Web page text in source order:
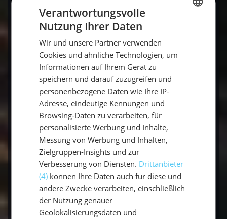
Wo kann man Katamaransegeln lernen?
Auf Ausbildungs- und Mitsegeltörns, bei denen
du aktiv mitsegelst und Schritt für Schritt
Sicherheit gewinnst.
Fazit: Katamaransegeln lernen
Katamaran-Segeln ist nicht nur eine
spannende und angenehme Art zu reisen,
sondern bietet auch eine einzigartige
Gelegenheit, Segelfähigkeiten in einem
stabilen und komfortablen Umfeld zu
entwickeln. Mit den richtigen Kursen und
Verantwortungsvolle
Nutzung Ihrer Daten
Wir und unsere Partner verwenden
Cookies und ähnliche Technologien, um
Informationen auf Ihrem Gerät zu
speichern und darauf zuzugreifen und
personenbezogene Daten wie Ihre IP-
Adresse, eindeutige Kennungen und
Browsing-Daten zu verarbeiten, für
personalisierte Werbung und Inhalte,
Messung von Werbung und Inhalten,
Zielgruppen-Insights und zur
Verbesserung von Diensten. Drittanbieter
(4) können Ihre Daten auch für diese und
andere Zwecke verarbeiten, einschließlich
der Nutzung genauer
Geolokalisierungsdaten und